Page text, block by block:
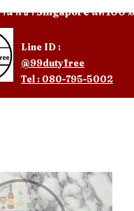
Line ID :
@99dutyfree
Tel : 080-795-5002
นำเข้า Singapore แท้ 100%